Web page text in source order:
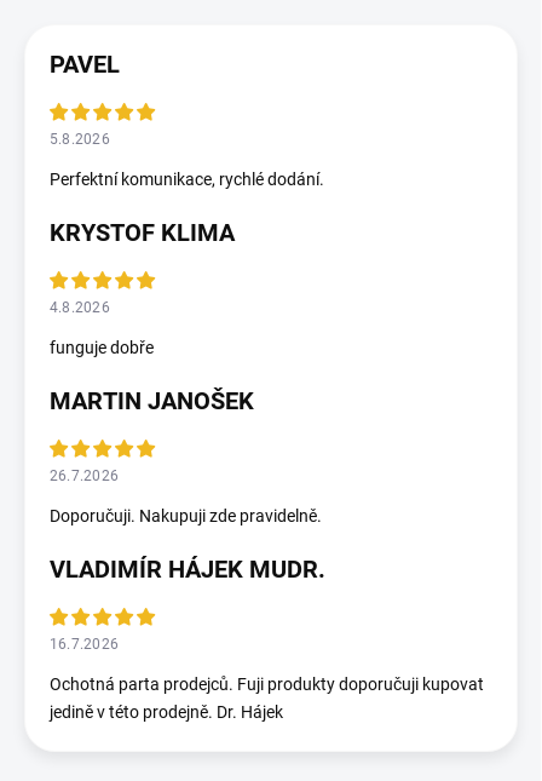
PAVEL
5.8.2026
Perfektní komunikace, rychlé dodání.
KRYSTOF KLIMA
4.8.2026
funguje dobře
MARTIN JANOŠEK
26.7.2026
Doporučuji. Nakupuji zde pravidelně.
VLADIMÍR HÁJEK MUDR.
16.7.2026
Ochotná parta prodejců. Fuji produkty doporučuji kupovat
jedině v této prodejně. Dr. Hájek